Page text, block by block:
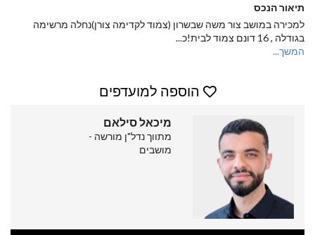
תיאור הנכס
למכירה במושב צור משה שבשרון (צמוד לקדימה צורן)נחלה מרשימה
בגודלה , 16 דונם צמוד לבית!כ
...
המשך...
הוספה למועדפים
מיכאל סילאם
מתווך נדל"ן מורשה -
מושבים